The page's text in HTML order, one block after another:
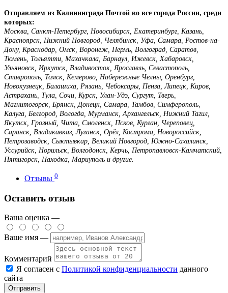
Отправляем из Калининграда Почтой во все города России, среди
которых:
Москва, Санкт-Петербург, Новосибирск, Екатеринбург, Казань,
Красноярск, Нижний Новгород, Челябинск, Уфа, Самара, Ростов-на-
Дону, Краснодар, Омск, Воронеж, Пермь, Волгоград, Саратов,
Тюмень, Тольятти, Махачкала, Барнаул, Ижевск, Хабаровск,
Ульяновск, Иркутск, Владивосток, Ярославль, Севастополь,
Ставрополь, Томск, Кемерово, Набережные Челны, Оренбург,
Новокузнецк, Балашиха, Рязань, Чебоксары, Пенза, Липецк, Киров,
Астрахань, Тула, Сочи, Курск, Улан-Удэ, Сургут, Тверь,
Магнитогорск, Брянск, Донецк, Самара, Тамбов, Симферополь,
Калуга, Белгород, Вологда, Мурманск, Архангельск, Нижний Тагил,
Якутск, Грозный, Чита, Смоленск, Псков, Курган, Череповец,
Саранск, Владикавказ, Луганск, Орёл, Кострома, Новороссийск,
Петрозаводск, Сыктывкар, Великий Новгород, Южно-Сахалинск,
Уссурийск, Норильск, Волгодонск, Керчь, Петропавловск-Камчатский,
Пятигорск, Находка, Мариуполь и другие.
Отзывы 0
Оставить отзыв
Ваша оценка —
Ваше имя —
Комментарий
Я согласен с Политикой конфиденциальности данного
сайта